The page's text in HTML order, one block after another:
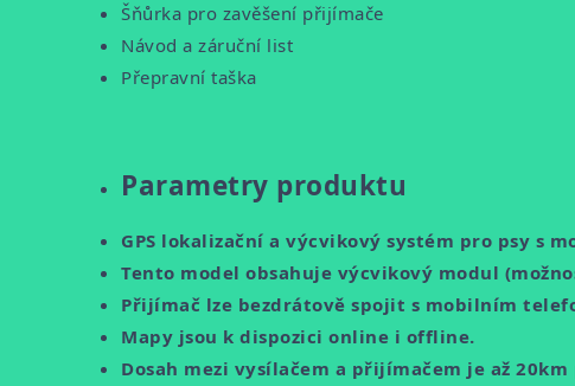
Šňůrka pro zavěšení přijímače
Návod a záruční list
Přepravní taška
Parametry produktu
GPS lokalizační a výcvikový systém pro psy s
Tento model obsahuje výcvikový modul
Přijímač lze bezdrátově spojit s mobilním
Mapy jsou k dispozici online i offline.
Dosah mezi vysílačem a přijímačem je až